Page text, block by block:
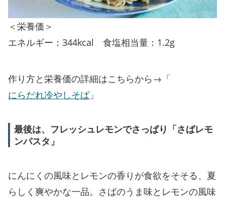
＜栄養価＞
エネルギー：344kcal 食塩相当量：1.2g
作り方と栄養価の詳細はこちらから→「
にらだれ冷やしそば」
最後は、フレッシュレモンでさっぱり「さばレモ
ンパスタ」
にんにくの風味とレモンの香りが食欲をそそる、夏
らしく爽やかな一品。さばのうま味とレモンの風味